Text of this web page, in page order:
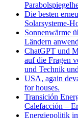
Die besten
Solarsysteme-
Sonnenwärme
Ländern
ChatGPT und
auf die Fragen
und Technik
USA, again
for houses.
Transición
Calefacción –
Energiepolitik